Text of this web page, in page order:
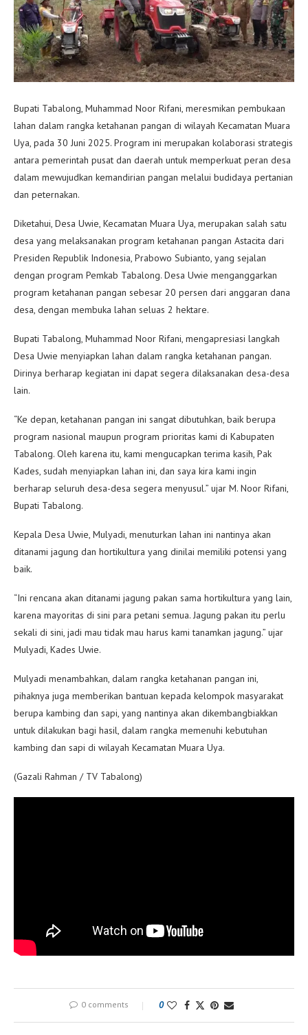
Bupati Tabalong, Muhammad Noor Rifani, meresmikan pembukaan
lahan dalam rangka ketahanan pangan di wilayah Kecamatan Muara
Uya, pada 30 Juni 2025. Program ini merupakan kolaborasi strategis
antara pemerintah pusat dan daerah untuk memperkuat peran desa
dalam mewujudkan kemandirian pangan melalui budidaya pertanian
dan peternakan.
Diketahui, Desa Uwie, Kecamatan Muara Uya, merupakan salah satu
desa yang melaksanakan program ketahanan pangan Astacita dari
Presiden Republik Indonesia, Prabowo Subianto, yang sejalan
dengan program Pemkab Tabalong. Desa Uwie menganggarkan
program ketahanan pangan sebesar 20 persen dari anggaran dana
desa, dengan membuka lahan seluas 2 hektare.
Bupati Tabalong, Muhammad Noor Rifani, mengapresiasi langkah
Desa Uwie menyiapkan lahan dalam rangka ketahanan pangan.
Dirinya berharap kegiatan ini dapat segera dilaksanakan desa-desa
lain.
“Ke depan, ketahanan pangan ini sangat dibutuhkan, baik berupa
program nasional maupun program prioritas kami di Kabupaten
Tabalong. Oleh karena itu, kami mengucapkan terima kasih, Pak
Kades, sudah menyiapkan lahan ini, dan saya kira kami ingin
berharap seluruh desa-desa segera menyusul.” ujar M. Noor Rifani,
Bupati Tabalong.
Kepala Desa Uwie, Mulyadi, menuturkan lahan ini nantinya akan
ditanami jagung dan hortikultura yang dinilai memiliki potensi yang
baik.
“Ini rencana akan ditanami jagung pakan sama hortikultura yang lain,
karena mayoritas di sini para petani semua. Jagung pakan itu perlu
sekali di sini, jadi mau tidak mau harus kami tanamkan jagung.” ujar
Mulyadi, Kades Uwie.
Mulyadi menambahkan, dalam rangka ketahanan pangan ini,
pihaknya juga memberikan bantuan kepada kelompok masyarakat
berupa kambing dan sapi, yang nantinya akan dikembangbiakkan
untuk dilakukan bagi hasil, dalam rangka memenuhi kebutuhan
kambing dan sapi di wilayah Kecamatan Muara Uya.
(Gazali Rahman / TV Tabalong)
0 comments 0